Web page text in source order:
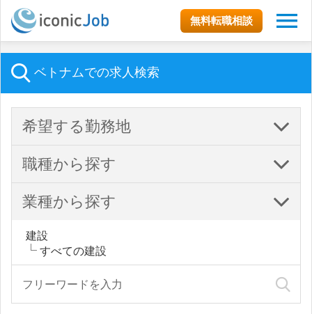
無料転職相談
ベトナムでの求人検索
希望する勤務地
職種から探す
業種から探す
建設
すべての建設